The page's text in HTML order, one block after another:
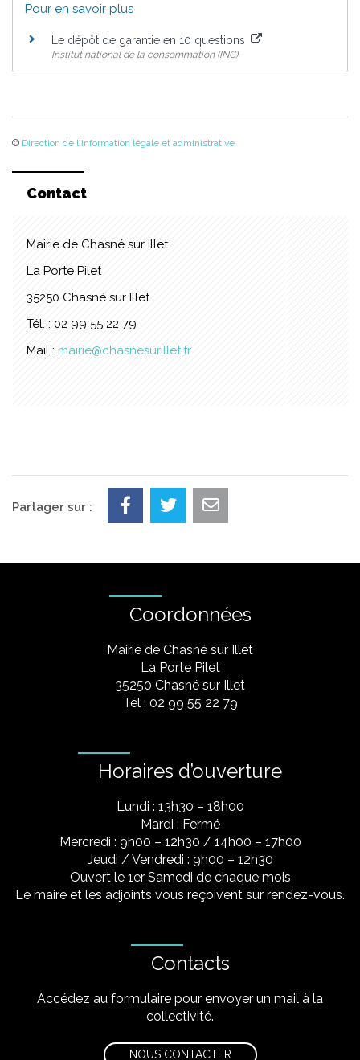
Pour en savoir plus
Le dépôt de garantie en 10 questions
Institut national de la consommation (INC)
© Direction de l'information légale et administrative
Contact
Mairie de Chasné sur Illet
La Porte Pilet
35250 Chasné sur Illet
Tél. : 02 99 55 22 79
Mail : mairie@chasnesurillet.fr
Partager sur :
Coordonnées
Mairie de Chasné sur Illet
La Porte Pilet
35250 Chasné sur Illet
Tel : 02 99 55 22 79
Horaires d’ouverture
Lundi : 13h30 – 18h00
Mardi : Fermé
Mercredi : 9h00 – 12h30 / 14h00 – 17h00
Jeudi / Vendredi : 9h00 – 12h30
Ouvert le 1er Samedi de chaque mois
Le maire et les adjoints vous reçoivent sur rendez-vous.
Contacts
Accédez au formulaire pour envoyer un mail à la
collectivité.
NOUS CONTACTER